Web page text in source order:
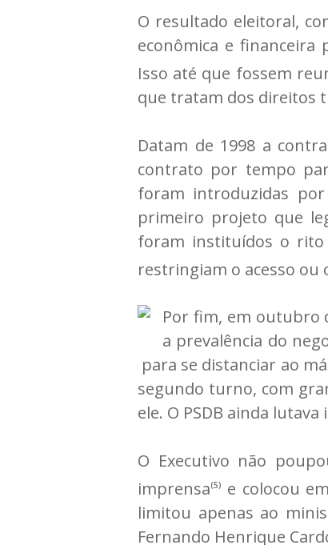
O resultado eleitoral,
econômica e financeira
Isso até que fossem
que tratam dos direitos
Datam de 1998 a
contrato por tempo
foram introduzidas
primeiro projeto que
foram instituídos o rito
restringiam o acesso ou
Por fim, em outubro
a prevalência do
para se distanciar ao
segundo turno, com
ele. O PSDB ainda
O Executivo não
imprensa(5)
e colocou
limitou apenas ao
Fernando Henrique